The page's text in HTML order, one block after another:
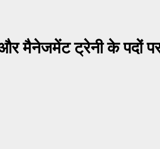
मैनेजमेंट ट्रेनी के पदों